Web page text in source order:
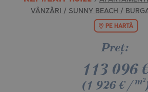
VÂNZĂRI
/ SUNNY BEACH /
PE HARTĂ
Preţ:
113 096
(1 926 €/ m²